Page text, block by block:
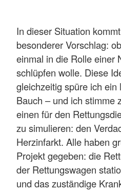
In dieser Situation
besonderer Vorschlag:
einmal in die Rolle einer
schlüpfen wolle. Diese
gleichzeitig spüre ich ein
Bauch – und ich stimme
einen für den
zu simulieren: den
Herzinfarkt. Alle haben
Projekt gegeben: die
der Rettungswagen
und das zuständige